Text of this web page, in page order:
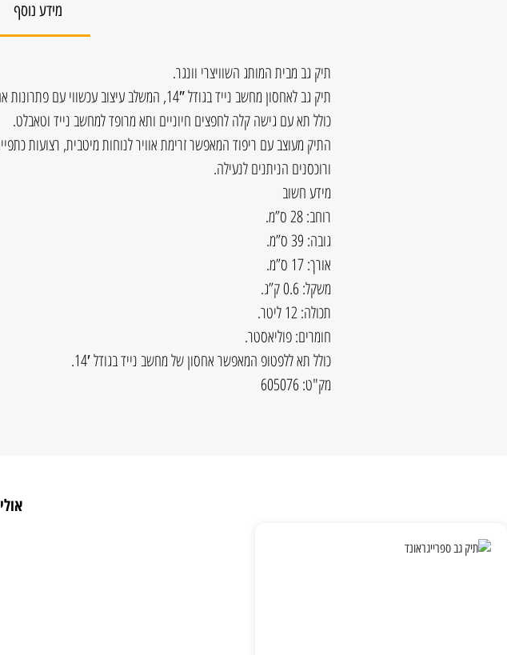
מידע נוסף
תיק גב מבית המותג השוויצרי וונגר.
תיק גב לאחסון מחשב נייד בגודל 14″, המשלב עיצוב עכשווי עם פתרונות אחסון חדשניים.
כולל תא עם גישה קלה לחפצים חיוניים ותא מרופד למחשב נייד וטאבלט.
התיק מעוצב עם ריפוד המאפשר זרימת אוויר לנוחות מיטבית, רצועות
ורוכסנים הניתנים לנעילה.
מידע חשוב
רוחב: 28 ס”מ.
גובה: 39 ס”מ.
אורך: 17 ס”מ.
משקל: 0.6 ק”ג.
תכולה: 12 ליטר.
חומרים: פוליאסטר.
כולל תא ללפטופ המאפשר אחסון של מחשב נייד בגודל 14′.
מק"ט: 605076